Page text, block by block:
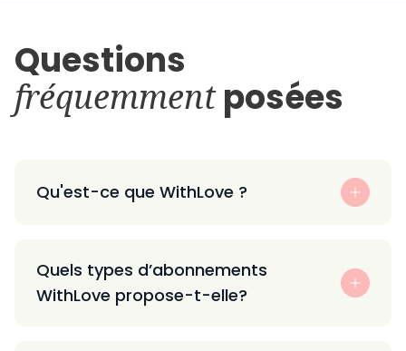
Questions
fréquemmentposées
Qu'est-ce que WithLove ?
Quels types d’abonnements
WithLove propose-t-elle?